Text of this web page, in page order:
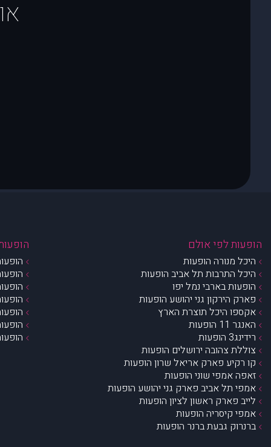
הופעות לפי אולם
היכל מנורה הופעות
היכל התרבות תל אביב הופעות
הופעות בארבי נמל יפו
פארק הירקון גני יהושע הופעות
אקספו היכל תוצרת הארץ
האנגר 11 הופעות
רידינג3 הופעות
צוללת צהובה ירושלים הופעות
קו רקיע פארק אריאל שרון הופעות
זאפה אמפי שוני הופעות
אמפי תל אביב פארק גני יהושע הופעות
לייב פארק ראשון לציון הופעות
אמפי קיסריה הופעות
ברנרוק גבעת ברנר הופעות